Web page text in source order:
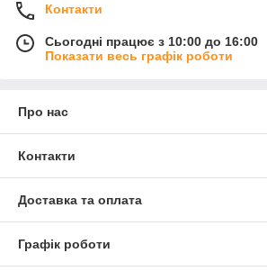
Контакти
Сьогодні працює з 10:00 до 16:00
Показати весь графік роботи
Про нас
Контакти
Доставка та оплата
Графік роботи